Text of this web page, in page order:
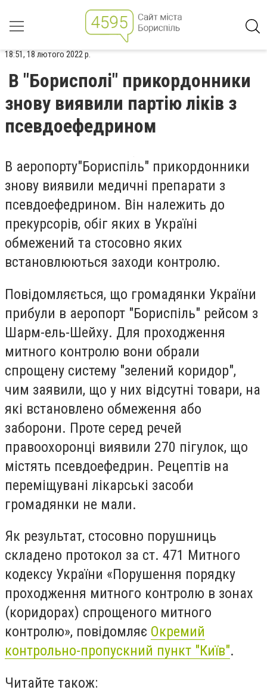
18:51, 18 лютого 2022 р.
В "Борисполі" прикордонники
знову виявили партію ліків з
псевдоефедрином
В аеропорту"Бориспіль" прикордонники
знову виявили медичні препарати з
псевдоефедрином. Він належить до
прекурсорів, обіг яких в Україні
обмежений та стосовно яких
встановлюються заходи контролю.
Повідомляється, що громадянки України
прибули в аеропорт "Бориспіль" рейсом з
Шарм-ель-Шейху. Для проходження
митного контролю вони обрали
спрощену систему "зелений коридор",
чим заявили, що у них відсутні товари, на
які встановлено обмеження або
заборони. Проте серед речей
правоохоронці виявили 270 пігулок, що
містять псевдоефедрин. Рецептів на
переміщувані лікарські засоби
громадянки не мали.
Як результат, стосовно порушниць
складено протокол за ст. 471 Митного
кодексу України «Порушення порядку
проходження митного контролю в зонах
(коридорах) спрощеного митного
контролю», повідомляє Окремий
контрольно-пропускний пункт "Київ".
Читайте також: